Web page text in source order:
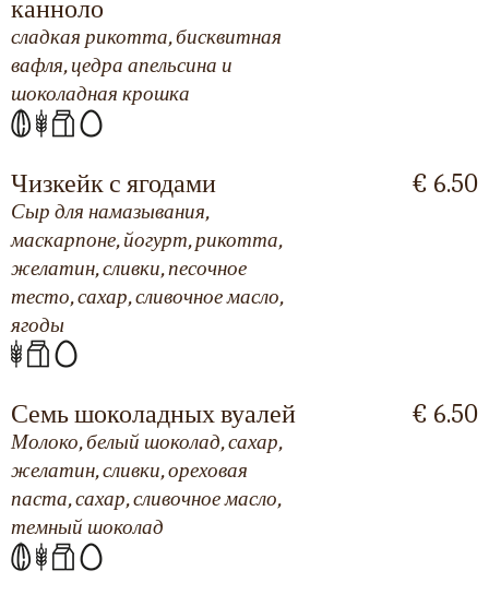
канноло
сладкая рикотта, бисквитная
вафля, цедра апельсина и
шоколадная крошка
Чизкейк с ягодами
Сыр для намазывания,
маскарпоне, йогурт, рикотта,
желатин, сливки, песочное
тесто, сахар, сливочное масло,
ягоды
€ 6.50
Семь шоколадных вуалей
Молоко, белый шоколад, сахар,
желатин, сливки, ореховая
паста, сахар, сливочное масло,
темный шоколад
€ 6.50